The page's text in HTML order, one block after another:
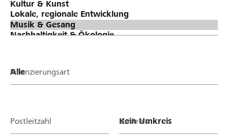
Finanzierungsart
Postleitzahl Umkreis